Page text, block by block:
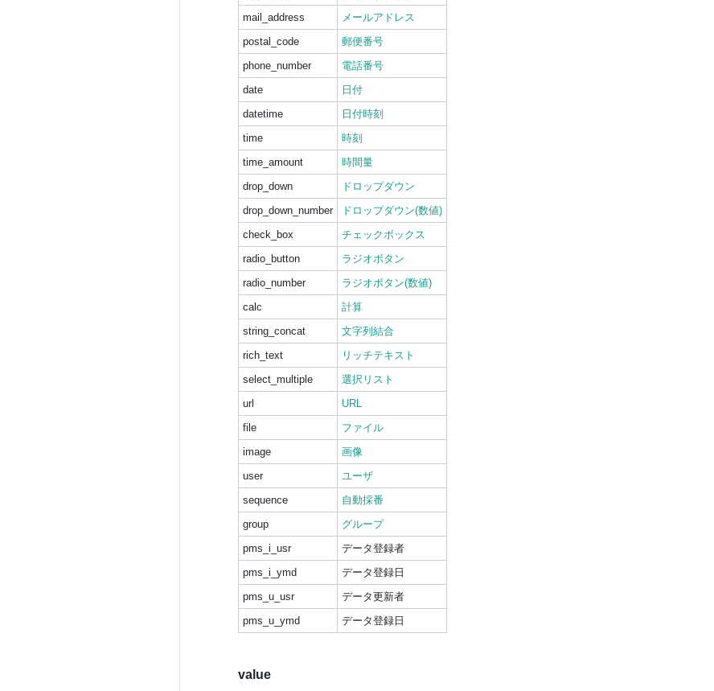
mail_address
メールアドレス
postal_code
郵便番号
phone_number
電話番号
date
日付
datetime
日付時刻
time
時刻
time_amount
時間量
drop_down
ドロップダウン
drop_down_number
ドロップダウン(数値)
check_box
チェックボックス
radio_button
ラジオボタン
radio_number
ラジオボタン(数値)
calc
計算
string_concat
文字列結合
rich_text
リッチテキスト
select_multiple
選択リスト
url
URL
file
ファイル
image
画像
user
ユーザ
sequence
自動採番
group
グループ
pms_i_usr
データ登録者
pms_i_ymd
データ登録日
pms_u_usr
データ更新者
pms_u_ymd
データ登録日
value